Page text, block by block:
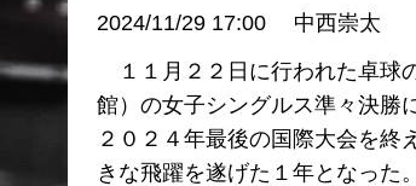
2024/11/29 17:00
中西崇太
１１月２２日に行われた卓球
館）の女子シングルス準々決勝
２０２４年最後の国際大会を終
きな飛躍を遂げた１年となった。